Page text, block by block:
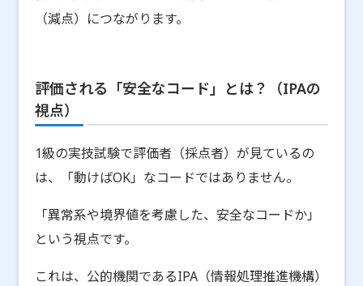
（減点）につながります。
評価される「安全なコード」とは？（IPAの
視点）
1級の実技試験で評価者（採点者）が見ているの
は、「動けばOK」なコードではありません。
「異常系や境界値を考慮した、安全なコードか」
という視点です。
これは、公的機関であるIPA（情報処理推進機構）